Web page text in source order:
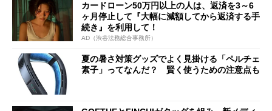
カードローン50万円以上の人は、返済を3～6
ヶ月停止して『大幅に減額してから返済する手
続き』を利用して！
AD（渋谷法務総合事務所）
夏の暑さ対策グッズでよく見掛ける「ペルチェ
素子」ってなんだ？ 賢く使うための注意点も